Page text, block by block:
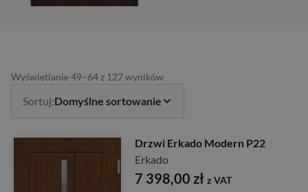
Wyświetlanie 49–64 z 127 wyników
Sortuj:Domyślne sortowanie
Drzwi Erkado Modern P22
Erkado
7 398,00 zł z VAT